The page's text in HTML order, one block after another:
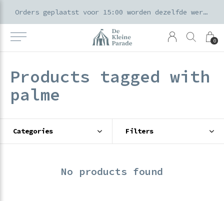
0
Orders geplaatst voor 15:00 worden dezelfde werkdag verzonden
Products tagged with
palme
Categories Filters
No products found